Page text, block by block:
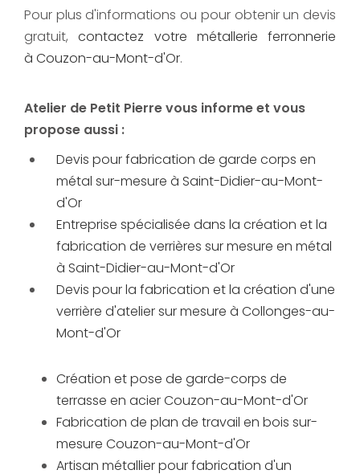
Pour plus d'informations ou pour obtenir un devis
gratuit,contactez votre métallerie ferronnerie
à Couzon-au-Mont-d'Or.
Atelier de Petit Pierre vous informe et vous
propose aussi :
Devis pour fabrication de garde corps en
métal sur-mesure à Saint-Didier-au-Mont-
d'Or
Entreprise spécialisée dans la création et la
fabrication de verrières sur mesure en métal
à Saint-Didier-au-Mont-d'Or
Devis pour la fabrication et la création d'une
verrière d'atelier sur mesure à Collonges-au-
Mont-d'Or
Création et pose de garde-corps de
terrasse en acier Couzon-au-Mont-d'Or
Fabrication de plan de travail en bois sur-
mesure Couzon-au-Mont-d'Or
Artisan métallier pour fabrication d'un